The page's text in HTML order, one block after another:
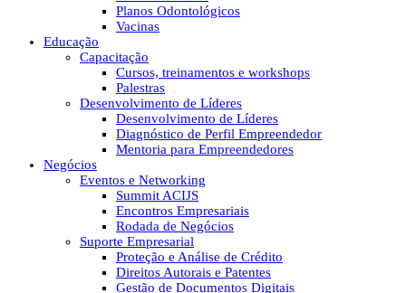
Planos Odontológicos
Vacinas
Educação
Capacitação
Cursos, treinamentos e workshops
Palestras
Desenvolvimento de Líderes
Desenvolvimento de Líderes
Diagnóstico de Perfil Empreendedor
Mentoria para Empreendedores
Negócios
Eventos e Networking
Summit ACIJS
Encontros Empresariais
Rodada de Negócios
Suporte Empresarial
Proteção e Análise de Crédito
Direitos Autorais e Patentes
Gestão de Documentos Digitais